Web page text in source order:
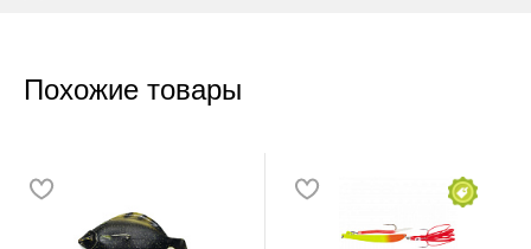
Похожие товары